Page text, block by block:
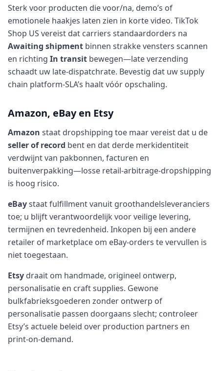
Sterk voor producten die voor/na, demo’s of
emotionele haakjes laten zien in korte video. TikTok
Shop US vereist dat carriers standaardorders na
Awaiting shipment binnen strakke vensters scannen
en richting In transit bewegen—late verzending
schaadt uw late-dispatchrate. Bevestig dat uw supply
chain platform-SLA’s haalt vóór opschaling.
Amazon, eBay en Etsy
Amazon staat dropshipping toe maar vereist dat u de
seller of record bent en dat derde merkidentiteit
verdwijnt van pakbonnen, facturen en
buitenverpakking—losse retail-arbitrage-dropshipping
is hoog risico.
eBaystaat fulfillment vanuit groothandelsleveranciers
toe; u blijft verantwoordelijk voor veilige levering,
termijnen en tevredenheid. Inkopen bij een andere
retailer of marketplace om eBay-orders te vervullen is
niet toegestaan.
Etsy draait om handmade, origineel ontwerp,
personalisatie en craft supplies. Gewone
bulkfabrieksgoederen zonder ontwerp of
personalisatie passen doorgaans slecht; controleer
Etsy’s actuele beleid over production partners en
print-on-demand.